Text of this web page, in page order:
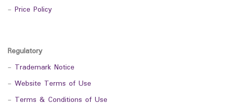
- Price Policy
Regulatory
- Trademark Notice
- Website Terms of Use
- Terms & Conditions of Use